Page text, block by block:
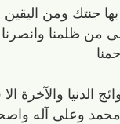
جنتك ومن
على من ظلمنا
الدنيا والآخرة
وعلى آله